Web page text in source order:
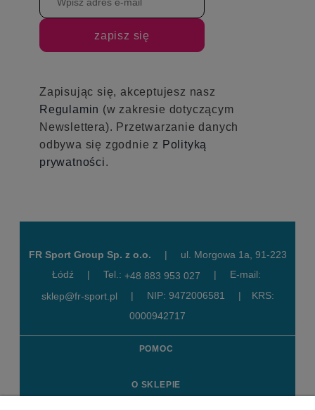
zapisz się
Zapisując się, akceptujesz nasz
Regulamin (w zakresie dotyczącym
Newslettera). Przetwarzanie danych
odbywa się zgodnie z Polityką
prywatności.
FR Sport Group Sp. z o.o. |
ul. Morgowa 1a, 91-223
Łódź
| Tel.: +48 883 953 027 |
E-mail:
sklep@fr-sport.pl
| NIP: 9472006581 |
KRS:
0000942717
POMOC
O SKLEPIE